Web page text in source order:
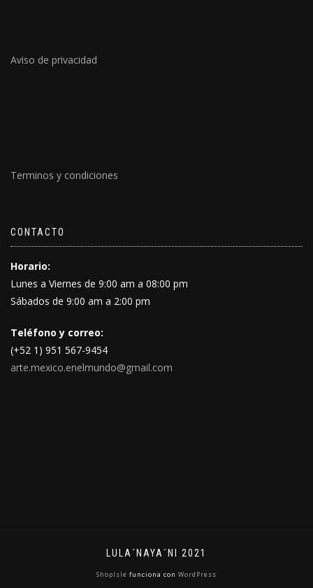
Aviso de privacidad
Terminos y condiciones
CONTACTO
Horario:
Lunes a Viernes de 9:00 am a 08:00 pm
Sábados de 9:00 am a 2:00 pm
Teléfono y correo:
(+52 1) 951 567-9454
arte.mexico.enelmundo@gmail.com
LULA´NAYA´NI 2021
ShopIsle funciona con WordPress